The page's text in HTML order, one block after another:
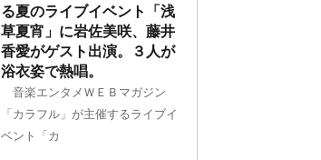
る夏のライブイベント「浅
草夏宵」に岩佐美咲、藤井
香愛がゲスト出演。３人が
浴衣姿で熱唱。
音楽エンタメＷＥＢマガジン
「カラフル」が主催するライブイ
ベント「カ